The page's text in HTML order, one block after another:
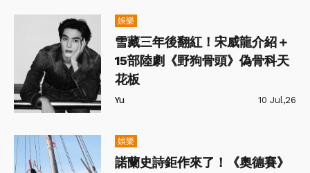
娛樂
雪藏三年後翻紅！宋威龍介紹＋
15部陸劇《野狗骨頭》偽骨科天
花板
Yu 10 Jul,26
娛樂
諾蘭史詩鉅作來了！《奧德賽》